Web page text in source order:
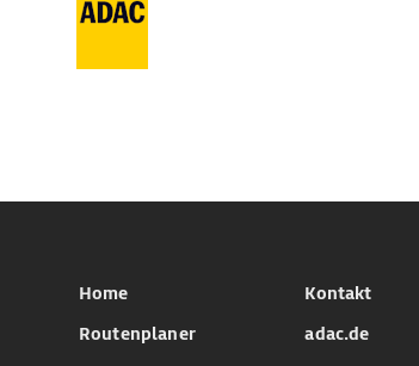
Home
Routenplaner
Kontakt
adac.de